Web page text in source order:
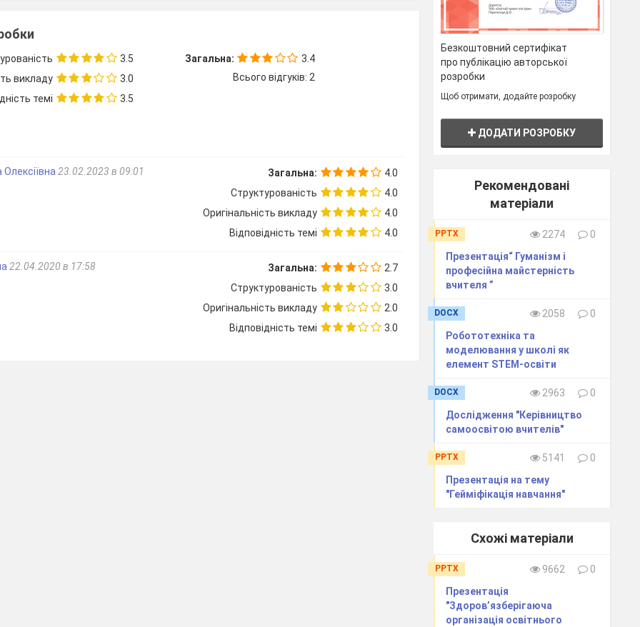
Б)творчі групи, школа молодого
педагогічні читання, педагогічні
ради, виставки, консультації,
семінари та семінари-практикуми;
А Б
В
1
2
3.5
викладу
3.0
темі
3.5
Загальна:
3.4
Всього відгуків: 2
23.02.2023 в 09:01 Загальна:
4.0
Структурованість
4.0
Оригінальність викладу
4.0
Відповідність темі
4.0
22.04.2020 в 17:58 Загальна:
2.7
Структурованість
3.0
Оригінальність викладу
2.0
Відповідність темі
3.0
Безкоштовний сертифікат
про публікацію авторської
розробки
Щоб отримати, додайте розробку
ДОДАТИ РОЗРОБКУ
Рекомендовані
матеріали
PPTX 2274
0
Презентація“ Гуманізм і
професійна майстерність
вчителя ”
DOCX 2058
0
Робототехніка та
моделювання у школі як
елемент STEM-освіти
DOCX 2963
0
Дослідження "Керівництво
самоосвітою вчителів"
PPTX 5141
0
Презентація на тему
"Гейміфікація навчання"
Схожі матеріали
PPTX 9662
0
Презентація
"Здоров’язберігаюча
організація освітнього